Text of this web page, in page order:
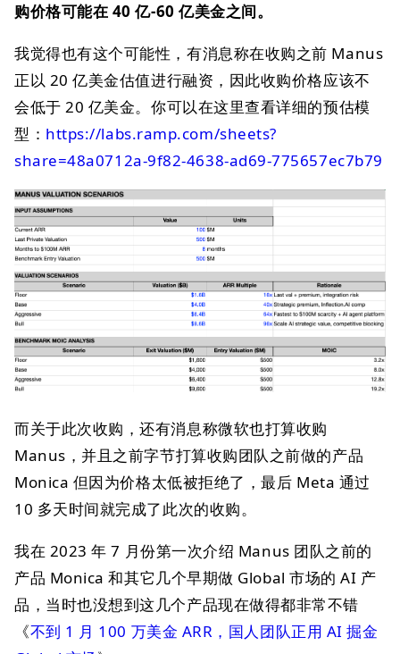
购价格可能在 40 亿-60 亿美金之间。
我觉得也有这个可能性，有消息称在收购之前 Manus
正以 20 亿美金估值进行融资，因此收购价格应该不
会低于 20 亿美金。你可以在这里查看详细的预估模
型： https://labs.ramp.com/sheets?
share=48a0712a-9f82-4638-ad69-775657ec7b79
而关于此次收购，还有消息称微软也打算收购
Manus，并且之前字节打算收购团队之前做的产品
Monica 但因为价格太低被拒绝了，最后 Meta 通过
10 多天时间就完成了此次的收购。
我在 2023 年 7 月份第一次介绍 Manus 团队之前的
产品 Monica 和其它几个早期做 Global 市场的 AI 产
品，当时也没想到这几个产品现在做得都非常不错
《不到 1 月 100 万美金 ARR，国人团队正用 AI 掘金